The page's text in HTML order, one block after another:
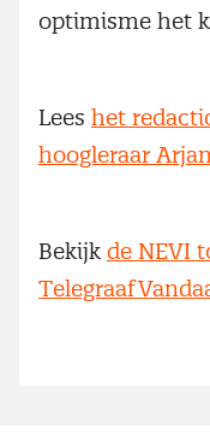
optimisme het
Lees het
hoogleraar
Bekijk de NEVI